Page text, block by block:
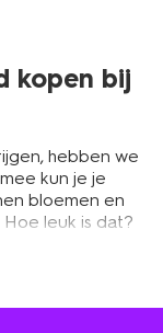
kopen bij
hebben we
kun je je
bloemen en
leuk is dat?
Het is namelijk
niet zo